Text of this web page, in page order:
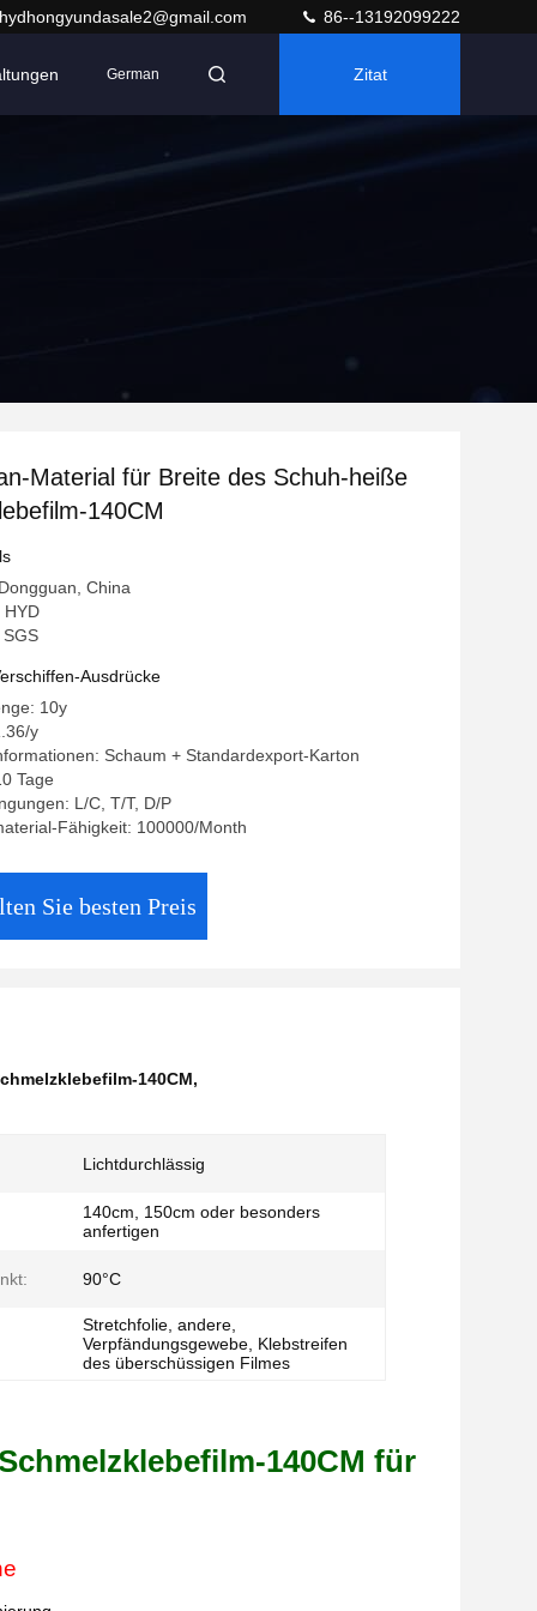
hydhongyundasale2@gmail.com 86--13192099222
German Zitat
Material für Breite des Schuh-heiße
140CM
China
HYD
Ausdrücke
10y
y
Schaum + Standardexport-Karton
Tage
L/C, T/T, D/P
Fähigkeit: 100000/Month
Sie besten Preis
140CM,
Lichtdurchlässig
140cm, 150cm oder besonders
anfertigen
90°C
Stretchfolie, andere,
Verpfändungsgewebe, Klebstreifen
des überschüssigen Filmes
140CM für